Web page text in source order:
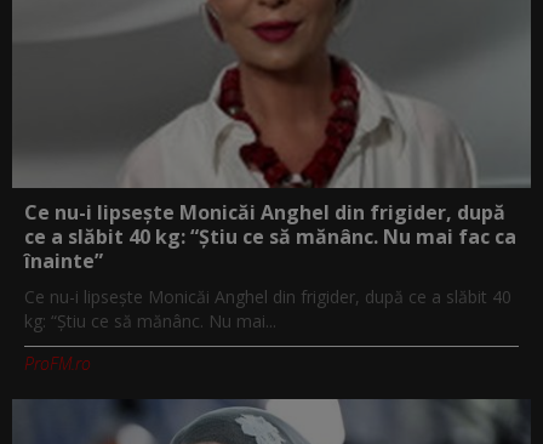
Ce nu-i lipsește Monicăi Anghel din frigider, după
ce a slăbit 40 kg: “Știu ce să mănânc. Nu mai fac ca
înainte”
Ce nu-i lipsește Monicăi Anghel din frigider, după ce a slăbit 40
kg: “Știu ce să mănânc. Nu mai...
ProFM.ro